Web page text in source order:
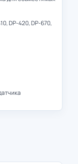
DP-420, DP-670,